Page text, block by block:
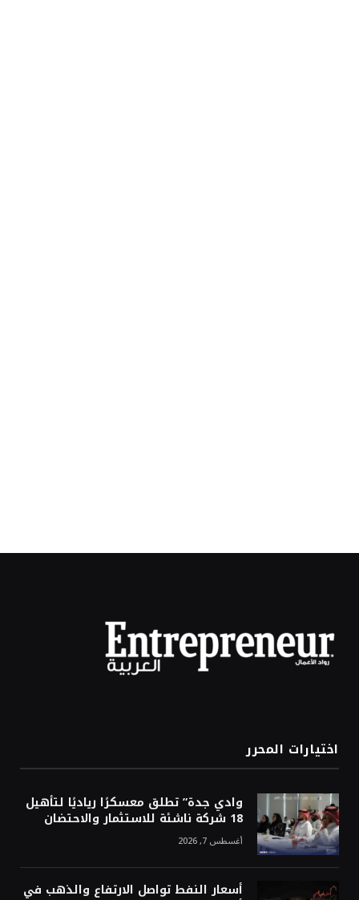
اختيارات المحرر
وادي جدة” تطلق معسكرًا رياديًا لتأهيل
18 شركة ناشئة للاستثمار والاحتضان
أغسطس 7, 2026
أسعار النفط تواصل الارتفاع والذهب في